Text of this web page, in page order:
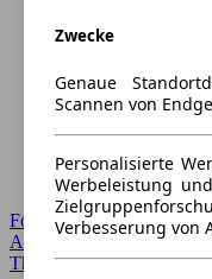
Forum Startseite
Alle Auto-Foren
Themen-Forum
Zwecke
Genaue
Scannen von
Personalisierte
Werbeleistung
Verbesserung von